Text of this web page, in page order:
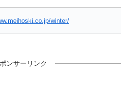
winter/
ンサーリンク